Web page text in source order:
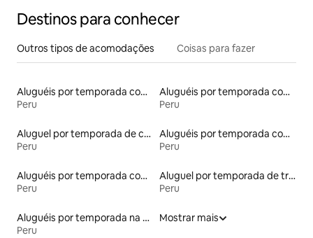
Destinos para conhecer
Outros tipos de acomodações Coisas para fazer
Aluguéis por temporada com acesso ao lago
Peru
Aluguéis por temporada com café da manhã
Peru
Aluguel por temporada de casas arredondadas
Peru
Aluguéis por temporada com cama de altura acessível
Peru
Aluguéis por temporada com banheira de hidromassagem
Peru
Aluguel por temporada de trailers
Peru
Aluguéis por temporada na orla
Peru
Mostrar mais